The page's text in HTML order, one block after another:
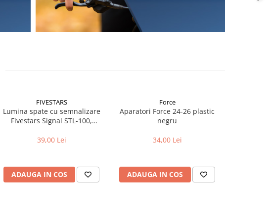
FIVESTARS
Lumina spate cu semnalizare
Fivestars Signal STL-100,
acumulator 1200 mAh
39,00 Lei
ADAUGA IN COS
Force
Aparatori Force 24-26 plastic
negru
34,00 Lei
ADAUGA IN COS